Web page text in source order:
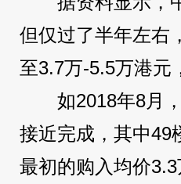
但仅过了半年左右，
至3.7万-5.5万港元
如2018年8月
接近完成，其中49
最初的购入均价